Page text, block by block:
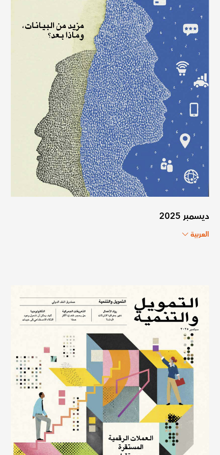
ديسمبر 2025
العربية